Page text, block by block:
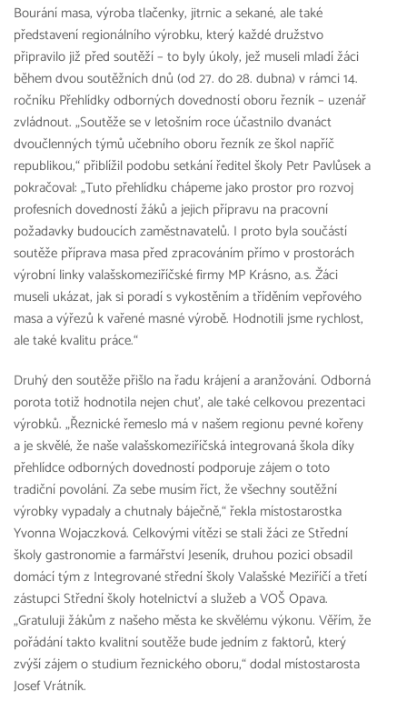
Bourání masa, výroba tlačenky, jitrnic a sekané, ale také
představení regionálního výrobku, který každé družstvo
připravilo již před soutěží – to byly úkoly, jež museli mladí žáci
během dvou soutěžních dnů (od 27. do 28. dubna) v rámci 14.
ročníku Přehlídky odborných dovedností oboru řezník – uzenář
zvládnout. „Soutěže se v letošním roce účastnilo dvanáct
dvoučlenných týmů učebního oboru řezník ze škol napříč
republikou,“ přiblížil podobu setkání ředitel školy Petr Pavlůsek a
pokračoval: „Tuto přehlídku chápeme jako prostor pro rozvoj
profesních dovedností žáků a jejich přípravu na pracovní
požadavky budoucích zaměstnavatelů. I proto byla součástí
soutěže příprava masa před zpracováním přímo v prostorách
výrobní linky valašskomeziříčské firmy MP Krásno, a.s. Žáci
museli ukázat, jak si poradí s vykostěním a tříděním vepřového
masa a výřezů k vařené masné výrobě. Hodnotili jsme rychlost,
ale také kvalitu práce.“
Druhý den soutěže přišlo na řadu krájení a aranžování. Odborná
porota totiž hodnotila nejen chuť, ale také celkovou prezentaci
výrobků. „Řeznické řemeslo má v našem regionu pevné kořeny
a je skvělé, že naše valašskomeziříčská integrovaná škola díky
přehlídce odborných dovedností podporuje zájem o toto
tradiční povolání. Za sebe musím říct, že všechny soutěžní
výrobky vypadaly a chutnaly báječně,“ řekla místostarostka
Yvonna Wojaczková. Celkovými vítězi se stali žáci ze Střední
školy gastronomie a farmářství Jeseník, druhou pozici obsadil
domácí tým z Integrované střední školy Valašské Meziříčí a třetí
zástupci Střední školy hotelnictví a služeb a VOŠ Opava.
„Gratuluji žákům z našeho města ke skvělému výkonu. Věřím, že
pořádání takto kvalitní soutěže bude jedním z faktorů, který
zvýší zájem o studium řeznického oboru,“ dodal místostarosta
Josef Vrátník.